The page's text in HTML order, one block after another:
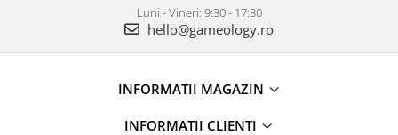
Luni - Vineri: 9:30 - 17:30
hello@gameology.ro
INFORMATII MAGAZIN
INFORMATII CLIENTI